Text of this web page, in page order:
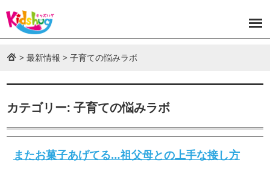
>最新情報 >子育ての悩みラボ
カテゴリー: 子育ての悩みラボ
またお菓子あげてる…祖父母との上手な接し方